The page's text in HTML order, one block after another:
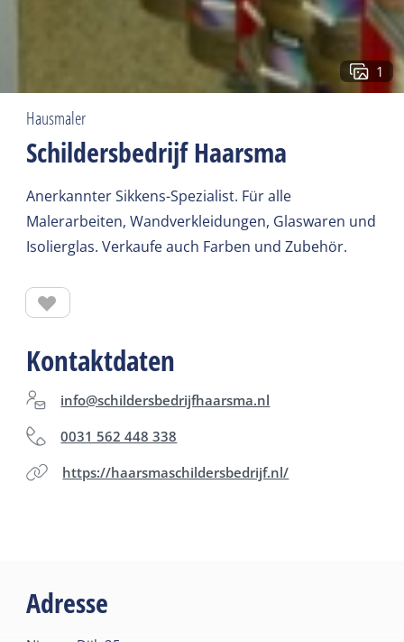
1
Hausmaler
Schildersbedrijf Haarsma
Anerkannter Sikkens-Spezialist. Für alle
Malerarbeiten, Wandverkleidungen, Glaswaren und
Isolierglas. Verkaufe auch Farben und Zubehör.
Kontaktdaten
info@schildersbedrijfhaarsma.nl
0031 562 448 338
https://haarsmaschildersbedrijf.nl/
Adresse